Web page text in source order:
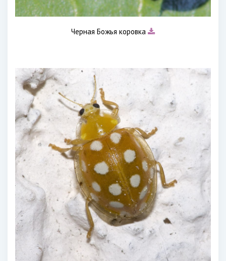
Черная Божья коровка